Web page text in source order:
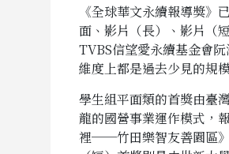
《全球華文永續報導獎
面、影片（長）、影片（
TVBS信望愛永續基金會
維度上都是過去少見的規
學生組平面類的首獎由臺
龍的國營事業運作模式，
裡──竹田樂智友善園區》